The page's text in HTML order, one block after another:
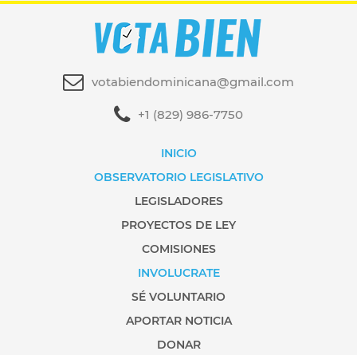
votabiendominicana@gmail.com
+1 (829) 986-7750
INICIO
OBSERVATORIO LEGISLATIVO
LEGISLADORES
PROYECTOS DE LEY
COMISIONES
INVOLUCRATE
SÉ VOLUNTARIO
APORTAR NOTICIA
DONAR